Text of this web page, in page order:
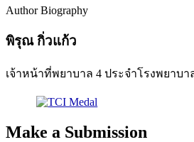
Author Biography
พิรุณ กิ่วแก้ว
เจ้าหน้าที่พยาบาล 4 ประจำโรงพยาบา
Make a Submission